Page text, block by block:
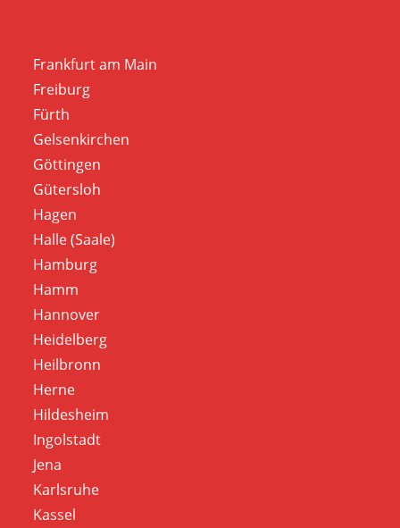
Frankfurt am Main
Freiburg
Fürth
Gelsenkirchen
Göttingen
Gütersloh
Hagen
Halle (Saale)
Hamburg
Hamm
Hannover
Heidelberg
Heilbronn
Herne
Hildesheim
Ingolstadt
Jena
Karlsruhe
Kassel